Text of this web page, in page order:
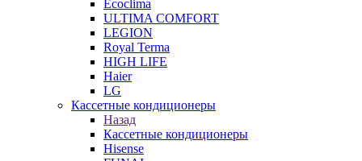
Ecoclima
ULTIMA COMFORT
LEGION
Royal Terma
HIGH LIFE
Haier
LG
Кассетные кондиционеры
Назад
Кассетные кондиционеры
Hisense